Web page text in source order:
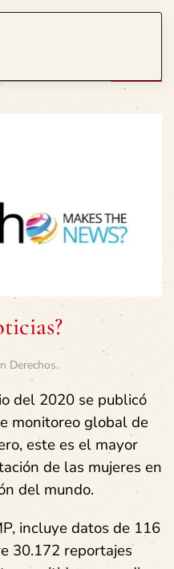
Derechos.
del 2020 se publicó
monitoreo global de
este es el mayor
de las mujeres en
del mundo.
incluye datos de 116
30.172 reportajes